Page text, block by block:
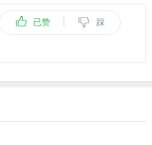
已赞 踩